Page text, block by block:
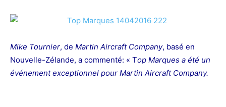
Mike Tournier, de Martin Aircraft Company, basé en
Nouvelle-Zélande, a commenté: « Top Marques a été un
événement exceptionnel pour Martin Aircraft Company.